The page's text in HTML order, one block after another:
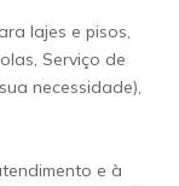
lajes e pisos,
Serviço de
necessidade),
e à